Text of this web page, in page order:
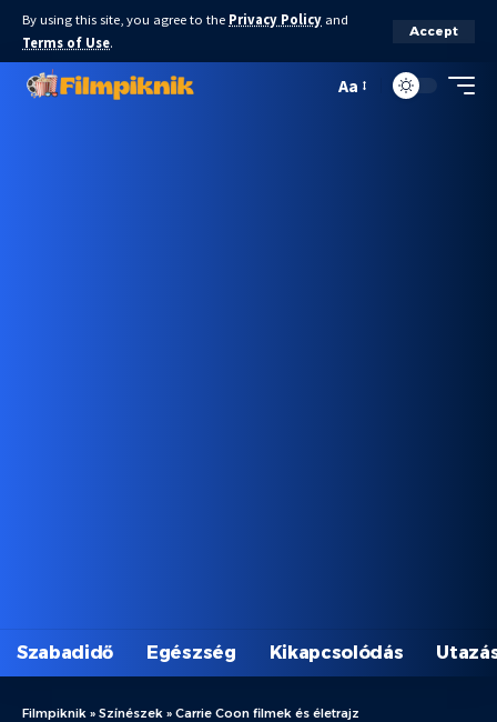
By using this site, you agree to the Privacy Policy and
Terms of Use.
Accept
Aa
Szabadidő Egészség Kikapcsolódás
Filmpiknik » Színészek » Carrie Coon filmek és életrajz